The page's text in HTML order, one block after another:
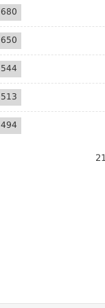
680
650
544
513
494